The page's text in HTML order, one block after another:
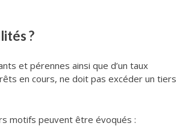
?
et pérennes ainsi que d’un taux
en cours, ne doit pas excéder un tiers
motifs peuvent être évoqués :